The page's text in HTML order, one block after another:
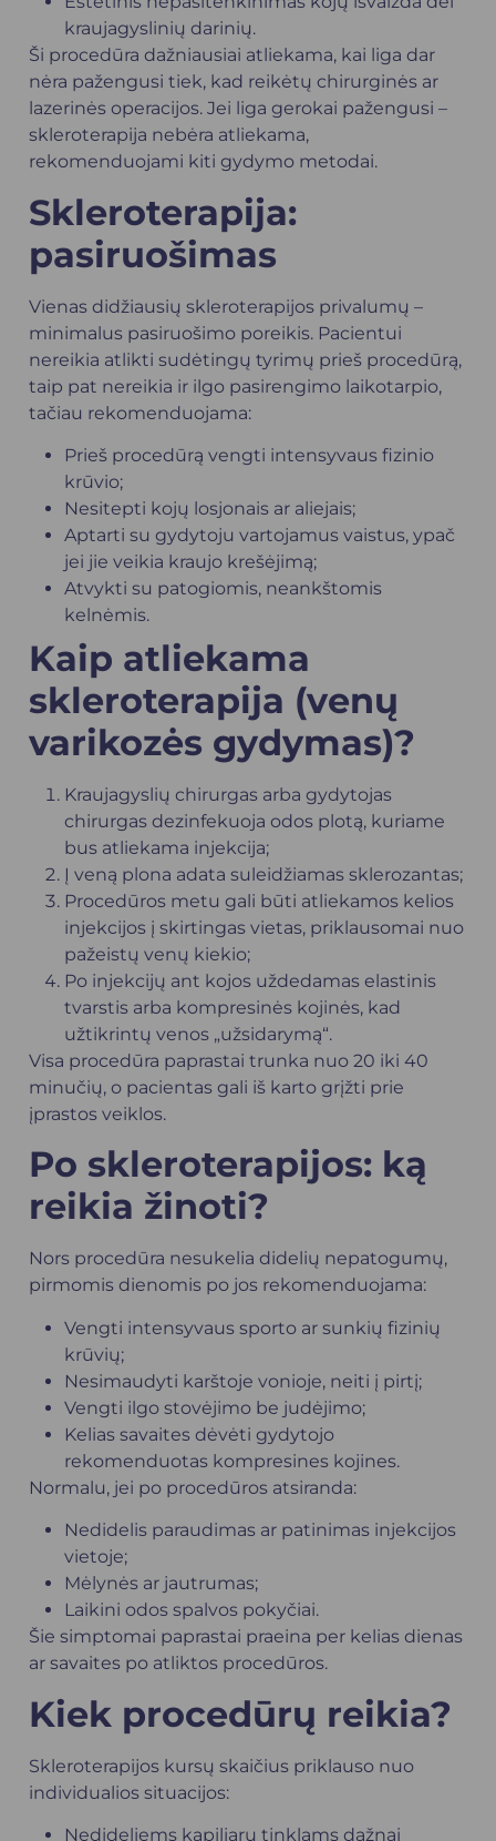
kraujagyslinių darinių.
Ši procedūra dažniausiai atliekama, kai liga dar
nėra pažengusi tiek, kad reikėtų chirurginės ar
lazerinės operacijos. Jei liga gerokai pažengusi –
skleroterapija nebėra atliekama,
rekomenduojami kiti gydymo metodai.
Skleroterapija:
pasiruošimas
Vienas didžiausių skleroterapijos privalumų –
minimalus pasiruošimo poreikis. Pacientui
nereikia atlikti sudėtingų tyrimų prieš procedūrą,
taip pat nereikia ir ilgo pasirengimo laikotarpio,
tačiau rekomenduojama:
Prieš procedūrą vengti intensyvaus fizinio
krūvio;
Nesitepti kojų losjonais ar aliejais;
Aptarti su gydytoju vartojamus vaistus, ypač
jei jie veikia kraujo krešėjimą;
Atvykti su patogiomis, neankštomis
kelnėmis.
Kaip atliekama
skleroterapija (venų
varikozės gydymas)?
Kraujagyslių chirurgas arba gydytojas
chirurgas dezinfekuoja odos plotą, kuriame
bus atliekama injekcija;
Į veną plona adata suleidžiamas sklerozantas;
Procedūros metu gali būti atliekamos kelios
injekcijos į skirtingas vietas, priklausomai nuo
pažeistų venų kiekio;
Po injekcijų ant kojos uždedamas elastinis
tvarstis arba kompresinės kojinės, kad
užtikrintų venos „užsidarymą“.
Visa procedūra paprastai trunka nuo 20 iki 40
minučių, o pacientas gali iš karto grįžti prie
įprastos veiklos.
Po skleroterapijos: ką
reikia žinoti?
Nors procedūra nesukelia didelių nepatogumų,
pirmomis dienomis po jos rekomenduojama:
Vengti intensyvaus sporto ar sunkių fizinių
krūvių;
Nesimaudyti karštoje vonioje, neiti į pirtį;
Vengti ilgo stovėjimo be judėjimo;
Kelias savaites dėvėti gydytojo
rekomenduotas kompresines kojines.
Normalu, jei po procedūros atsiranda:
Nedidelis paraudimas ar patinimas injekcijos
vietoje;
Mėlynės ar jautrumas;
Laikini odos spalvos pokyčiai.
Šie simptomai paprastai praeina per kelias dienas
ar savaites po atliktos procedūros.
Kiek procedūrų reikia?
Skleroterapijos kursų skaičius priklauso nuo
individualios situacijos:
Nedideliems kapiliarų tinklams dažnai